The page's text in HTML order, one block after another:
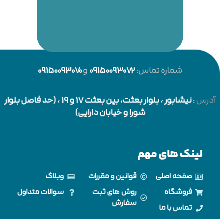
شماره تماس:09150093072و09150093070
آدرس:نیشابور
، بلوار بعثت، بین بعثت 17 و 19 ، (حد فاصل بلوار
شورا و خیابان دارایی)
لینک های مهم
صفحه اصلی
فروشگاه
تماس با ما
قوانین و مقررات
روش های ثبت
سفارش
وبلاگ
سوالات متداول